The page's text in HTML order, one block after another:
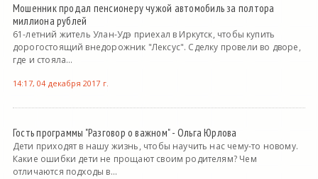
Мошенник продал пенсионеру чужой автомобиль за полтора
миллиона рублей
61-летний житель Улан-Удэ приехал в Иркутск, чтобы купить
дорогостоящий внедорожник "Лексус". Сделку провели во дворе,
где и стояла...
14:17, 04 декабря 2017 г.
Гость программы "Разговор о важном" - Ольга Юрлова
Дети приходят в нашу жизнь, чтобы научить нас чему-то новому.
Какие ошибки дети не прощают своим родителям? Чем
отличаются подходы в...